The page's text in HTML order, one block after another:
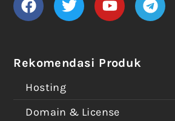
Rekomendasi Produk
Hosting
Domain & License